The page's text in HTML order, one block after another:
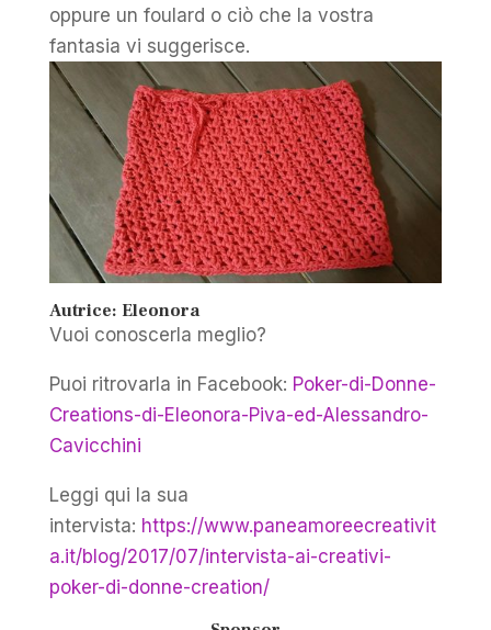
oppure un foulard o ciò che la vostra
fantasia vi suggerisce.
Autrice: Eleonora
Vuoi conoscerla meglio?
Puoi ritrovarla in Facebook: Poker-di-Donne-
Creations-di-Eleonora-Piva-ed-Alessandro-
Cavicchini
Leggi qui la sua
intervista: https://www.paneamoreecreativit
a.it/blog/2017/07/intervista-ai-creativi-
poker-di-donne-creation/